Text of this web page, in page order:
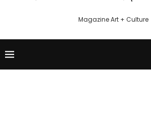
Magazine Art + Culture